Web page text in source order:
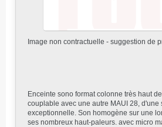
Image non contractuelle - suggestion de
Enceinte sono format colonne très haut
couplable avec une autre MAUI 28, d'une
exceptionnelle. Son homogène sur une
ses nombreux haut-paleurs. avec micro